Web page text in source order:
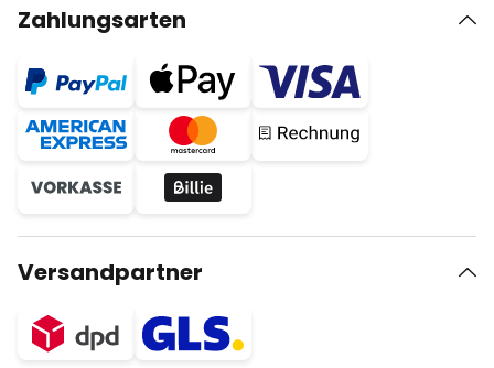
Zahlungsarten
Versandpartner